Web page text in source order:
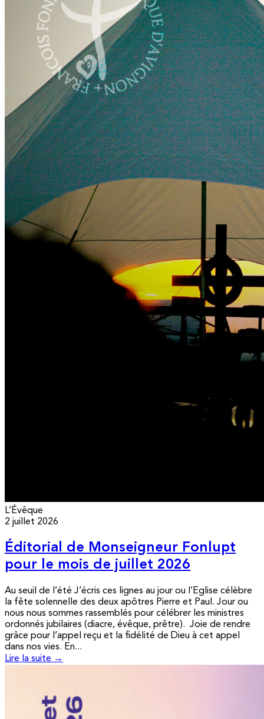
L’Évêque
2 juillet 2026
Éditorial de Monseigneur Fonlupt
pour le mois de juillet 2026
Au seuil de l’été J’écris ces lignes au jour ou l’Eglise célèbre
la fête solennelle des deux apôtres Pierre et Paul. Jour ou
nous nous sommes rassemblés pour célébrer les ministres
ordonnés jubilaires (diacre, évêque, prêtre). Joie de rendre
grâce pour l’appel reçu et la fidélité de Dieu à cet appel
dans nos vies. En...
Lire la suite →